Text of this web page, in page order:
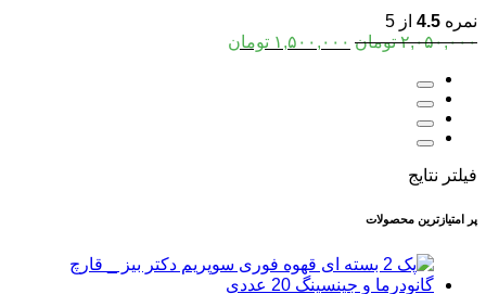
نمره 4.5 از 5
۲,۰۵۰,۰۰۰ تومان قیمت
۱,۵۰۰,۰۰۰ تومان
فیلتر نتایج
پر امتیازترین محصولات